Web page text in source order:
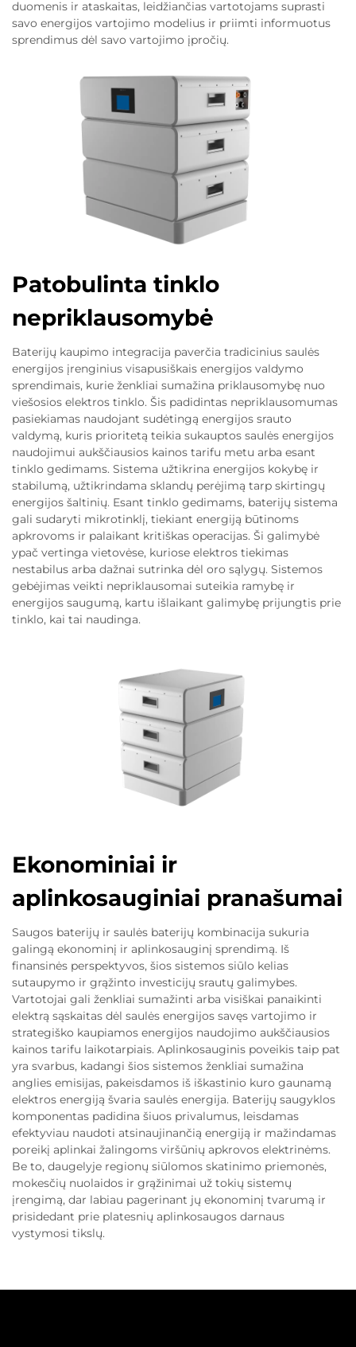
duomenis ir ataskaitas, leidžiančias vartotojams suprasti
savo energijos vartojimo modelius ir priimti informuotus
sprendimus dėl savo vartojimo įpročių.
Patobulinta tinklo
nepriklausomybė
Baterijų kaupimo integracija paverčia tradicinius saulės
energijos įrenginius visapusiškais energijos valdymo
sprendimais, kurie ženkliai sumažina priklausomybę nuo
viešosios elektros tinklo. Šis padidintas nepriklausomumas
pasiekiamas naudojant sudėtingą energijos srauto
valdymą, kuris prioritetą teikia sukauptos saulės energijos
naudojimui aukščiausios kainos tarifu metu arba esant
tinklo gedimams. Sistema užtikrina energijos kokybę ir
stabilumą, užtikrindama sklandų perėjimą tarp skirtingų
energijos šaltinių. Esant tinklo gedimams, baterijų sistema
gali sudaryti mikrotinklį, tiekiant energiją būtinoms
apkrovoms ir palaikant kritiškas operacijas. Ši galimybė
ypač vertinga vietovėse, kuriose elektros tiekimas
nestabilus arba dažnai sutrinka dėl oro sąlygų. Sistemos
gebėjimas veikti nepriklausomai suteikia ramybę ir
energijos saugumą, kartu išlaikant galimybę prijungtis prie
tinklo, kai tai naudinga.
Ekonominiai ir
aplinkosauginiai pranašumai
Saugos baterijų ir saulės baterijų kombinacija sukuria
galingą ekonominį ir aplinkosauginį sprendimą. Iš
finansinės perspektyvos, šios sistemos siūlo kelias
sutaupymo ir grąžinto investicijų srautų galimybes.
Vartotojai gali ženkliai sumažinti arba visiškai panaikinti
elektrą sąskaitas dėl saulės energijos savęs vartojimo ir
strategiško kaupiamos energijos naudojimo aukščiausios
kainos tarifu laikotarpiais. Aplinkosauginis poveikis taip pat
yra svarbus, kadangi šios sistemos ženkliai sumažina
anglies emisijas, pakeisdamos iš iškastinio kuro gaunamą
elektros energiją švaria saulės energija. Baterijų saugyklos
komponentas padidina šiuos privalumus, leisdamas
efektyviau naudoti atsinaujinančią energiją ir mažindamas
poreikį aplinkai žalingoms viršūnių apkrovos elektrinėms.
Be to, daugelyje regionų siūlomos skatinimo priemonės,
mokesčių nuolaidos ir grąžinimai už tokių sistemų
įrengimą, dar labiau pagerinant jų ekonominį tvarumą ir
prisidedant prie platesnių aplinkosaugos darnaus
vystymosi tikslų.